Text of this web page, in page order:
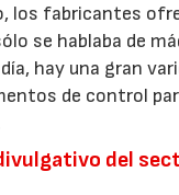
los fabricantes
se hablaba de
hay una gran
de control
del